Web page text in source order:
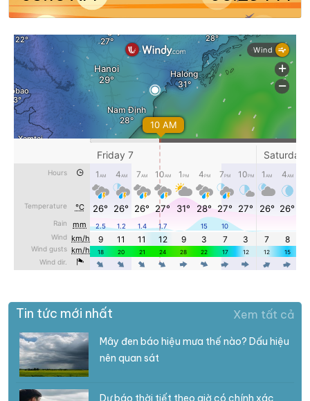
Tin tức mới nhất Xem tất cả
Mây đen báo hiệu mưa thế nào? Dấu hiệu
nên quan sát
Dự báo thời tiết theo giờ có chính xác